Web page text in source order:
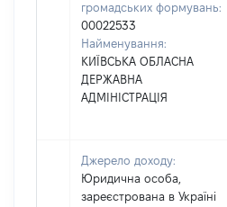
громадських формувань:
00022533
Найменування:
КИЇВСЬКА ОБЛАСНА
ДЕРЖАВНА
АДМІНІСТРАЦІЯ
Джерело доходу:
Юридична особа,
зареєстрована в Україні